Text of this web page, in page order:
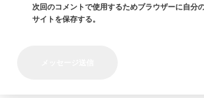
次回のコメントで使用するためブラウザーに自分
サイトを保存する。